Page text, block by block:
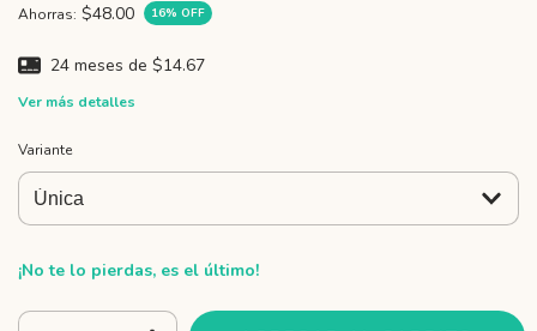
Ahorras: $48.00 16% OFF
24 meses de $14.67
Ver más detalles
Variante
¡No te lo pierdas, es el último!